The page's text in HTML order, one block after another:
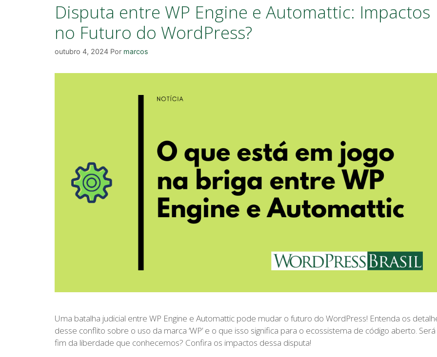
Disputa entre WP Engine e Automattic: Impactos
no Futuro do WordPress?
outubro 4, 2024 Por marcos
Uma batalha judicial entre WP Engine e Automattic pode mudar o futuro do WordPress! Entenda os
desse conflito sobre o uso da marca ‘WP’ e o que isso significa para o ecossistema de código aberto.
fim da liberdade que conhecemos? Confira os impactos dessa disputa!